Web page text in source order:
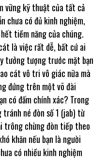
vững kỹ thuật của tất cả
chưa có đủ kinh nghiệm,
tiềm năng của chúng.
là việc rất dễ, bất cứ ai
tưởng tượng trước mặt bạn
cát vô tri vô giác nữa mà
đứng trên một võ đài
có đấm chính xác? Trong
tránh né đòn số 1 (jab) từ
trông chừng đòn tiếp theo
khăn nếu bạn là người
có nhiều kinh nghiệm